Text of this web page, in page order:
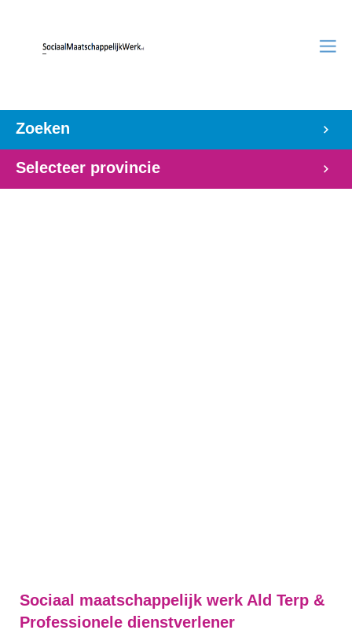
Zoeken
Selecteer provincie
Sociaal maatschappelijk werk Ald Terp &
Professionele dienstverlener